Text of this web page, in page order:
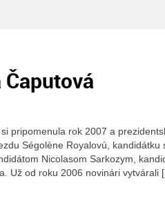
pripomenula rok 2007 a
Ségolène Royalovú, kandidátku
Nicolasom Sarkozym,
Už od roku 2006 novinári vytvárali